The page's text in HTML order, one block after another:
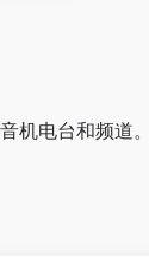
机电台和频道